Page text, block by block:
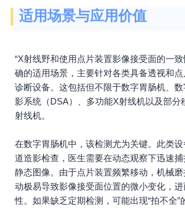
适用场景与应用价值
“X射线野和使用点片装置影像接受面的一致
确的适用场景，主要针对各类具备透视和
诊断设备。这包括但不限于数字胃肠机、
影系统（DSA）、多功能X射线机以及部分
射线机。
在数字胃肠机中，该检测尤为关键。此类
道造影检查，医生需要在动态观察下迅速
静态图像。由于点片装置频繁移动，机械
动极易导致影像接受面位置的微小变化，
性。如果缺乏定期检测，可能出现“拍不全”